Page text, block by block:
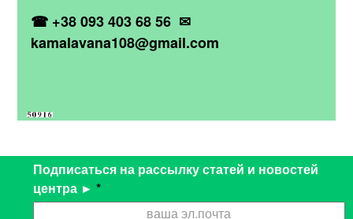
☎ +38 093 403 68 56 ✉
kamalavana108@gmail.com
Подписаться на рассылку статей и новостей
центра ► *